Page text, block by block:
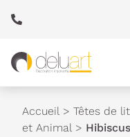
Accueil > Têtes de lit
et Animal >